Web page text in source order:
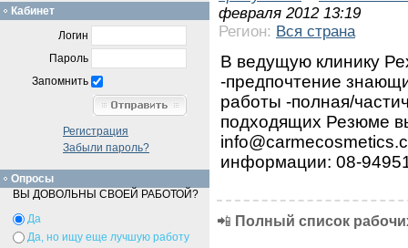
февраля 2012 13:19
Регион: Вся страна
В ведущую клинику
-предпочтение
работы -полная/
подходящих Резюме
информации: 08-
📲 Полный список
Кабинет
Логин
Пароль
Запомнить
Регистрация
Забыли пароль?
Опросы
ВЫ ДОВОЛЬНЫ СВОЕЙ РАБОТОЙ?
Да
Да, но ищу еще лучшую работу